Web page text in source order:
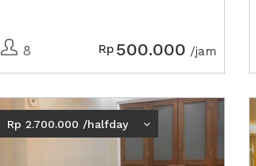
8 Rp 500.000 /jam
Previous Next2
Rp 2.700.000 /halfday